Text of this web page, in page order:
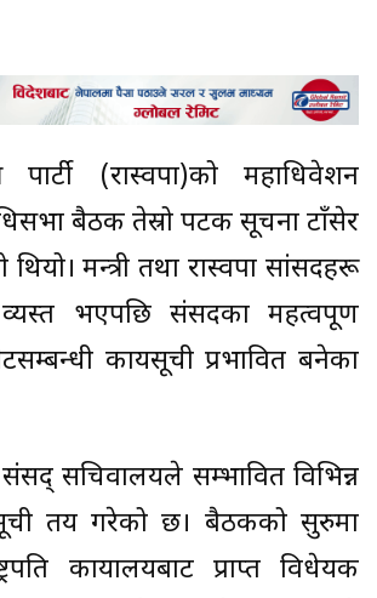
पार्टी (रास्वपा)को महाधिवेशन
बैठक तेस्रो पटक सूचना टाँसेर
मन्त्री तथा रास्वपा सांसदहरू
भएपछि संसदका महत्वपूर्ण
कार्यसूची प्रभावित बनेका
सचिवालयले सम्भावित विभिन्न
तय गरेको छ। बैठकको सुरुमा
कार्यालयबाट प्राप्त विधेयक